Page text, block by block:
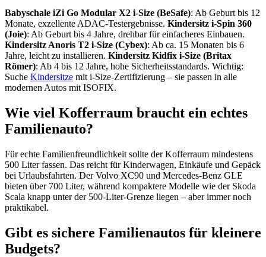
Babyschale iZi Go Modular X2 i-Size (BeSafe): Ab Geburt bis 12
Monate, exzellente ADAC-Testergebnisse. Kindersitz i-Spin 360
(Joie): Ab Geburt bis 4 Jahre, drehbar für einfacheres Einbauen.
Kindersitz Anoris T2 i-Size (Cybex): Ab ca. 15 Monaten bis 6
Jahre, leicht zu installieren. Kindersitz Kidfix i-Size (Britax
Römer): Ab 4 bis 12 Jahre, hohe Sicherheitsstandards. Wichtig:
Suche Kindersitze mit i-Size-Zertifizierung – sie passen in alle
modernen Autos mit ISOFIX.
Wie viel Kofferraum braucht ein echtes
Familienauto?
Für echte Familienfreundlichkeit sollte der Kofferraum mindestens
500 Liter fassen. Das reicht für Kinderwagen, Einkäufe und Gepäck
bei Urlaubsfahrten. Der Volvo XC90 und Mercedes-Benz GLE
bieten über 700 Liter, während kompaktere Modelle wie der Skoda
Scala knapp unter der 500-Liter-Grenze liegen – aber immer noch
praktikabel.
Gibt es sichere Familienautos für kleinere
Budgets?